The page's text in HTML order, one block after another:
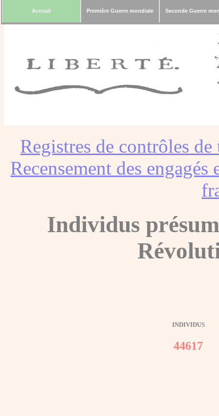
Acceuil Première Guerre mondiale Seconde Guerre
Registres de contrôles
Recensement des
Individus
INDIVIDUS
44617